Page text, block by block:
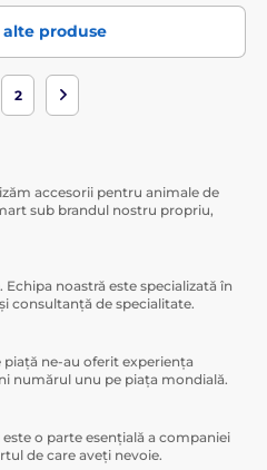
alte produse
2
accesorii pentru animale de
sub brandul nostru propriu,
noastră este specializată în
consultanță de specialitate.
piață ne-au oferit experiența
numărul unu pe piața mondială.
o parte esențială a companiei
de care aveți nevoie.